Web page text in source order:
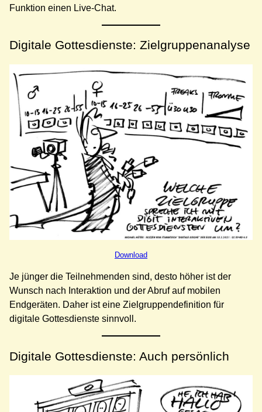
Funktion einen Live-Chat.
Digitale Gottesdienste: Zielgruppenanalyse
Download
Je jünger die Teilnehmenden sind, desto höher ist der
Wunsch nach Interaktion und der Abruf auf mobilen
Endgeräten. Daher ist eine Zielgruppendefinition für
digitale Gottesdienste sinnvoll.
Digitale Gottesdienste: Auch persönlich